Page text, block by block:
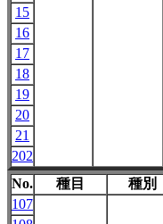
15
16
17
18
19
20
21
202
No.
種目 種別
107